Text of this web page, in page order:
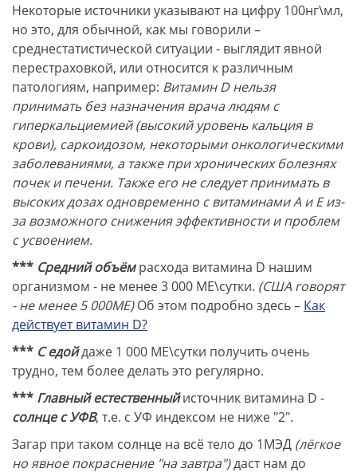
Некоторые источники указывают на цифру 100нг\мл,
но это, для обычной, как мы говорили –
среднестатистической ситуации - выглядит явной
перестраховкой, или относится к различным
патологиям, например: Витамин D нельзя
принимать без назначения врача людям с
гиперкальциемией (высокий уровень кальция в
крови), саркоидозом, некоторыми онкологическими
заболеваниями, а также при хронических болезнях
почек и печени. Также его не следует принимать в
высоких дозах одновременно с витаминами A и E из-
за возможного снижения эффективности и проблем
с усвоением.
*** Средний объём расхода витамина D нашим
организмом - не менее 3 000 МЕ\сутки. (США говорят
- не менее 5 000МЕ)Об этом подробно здесь – Как
действует витамин D?
*** С едойдаже 1 000 МЕ\сутки получить очень
трудно, тем более делать это регулярно.
*** Главный естественныйисточник витамина D -
солнце с УФВ, т.е. с УФ индексом не ниже "2".
Загар при таком солнце на всё тело до 1МЭД (лёгкое
но явное покраснение "на завтра")даст нам до